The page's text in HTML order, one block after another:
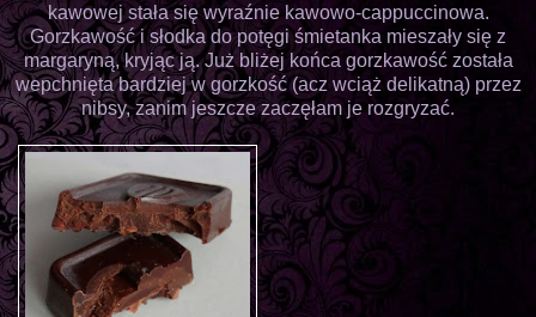
kawowej stała się wyraźnie kawowo-cappuccinowa.
Gorzkawość i słodka do potęgi śmietanka mieszały się z
margaryną, kryjąc ją. Już bliżej końca gorzkawość została
wepchnięta bardziej w gorzkość (acz wciąż delikatną) przez
nibsy, zanim jeszcze zaczęłam je rozgryzać.